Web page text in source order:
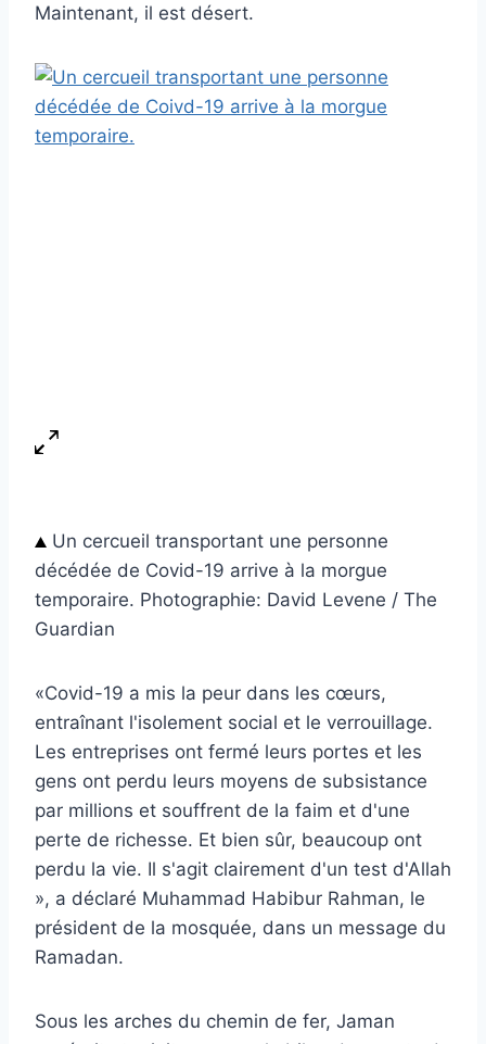
Maintenant, il est désert.
Un cercueil transportant une personne
décédée de Covid-19 arrive à la morgue
temporaire. Photographie: David Levene / The
Guardian
«Covid-19 a mis la peur dans les cœurs,
entraînant l'isolement social et le verrouillage.
Les entreprises ont fermé leurs portes et les
gens ont perdu leurs moyens de subsistance
par millions et souffrent de la faim et d'une
perte de richesse. Et bien sûr, beaucoup ont
perdu la vie. Il s'agit clairement d'un test d'Allah
», a déclaré Muhammad Habibur Rahman, le
président de la mosquée, dans un message du
Ramadan.
Sous les arches du chemin de fer, Jaman